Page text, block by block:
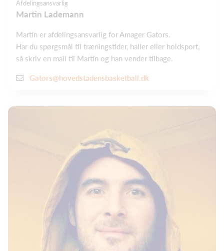
Afdelingsansvarlig
Martin Lademann
Martin er afdelingsansvarlig for Amager Gators.
Har du spørgsmål til træningstider, haller eller holdsport,
så skriv en mail til Martin og han vender tilbage.
Gators@hovedstadensbasketball.dk